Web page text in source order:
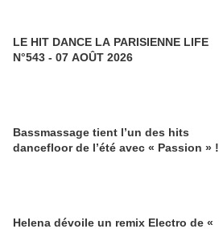
LE HIT DANCE LA PARISIENNE LIFE
N°543 - 07 AOÛT 2026
Bassmassage tient l’un des hits
dancefloor de l’été avec « Passion » !
Helena dévoile un remix Electro de «